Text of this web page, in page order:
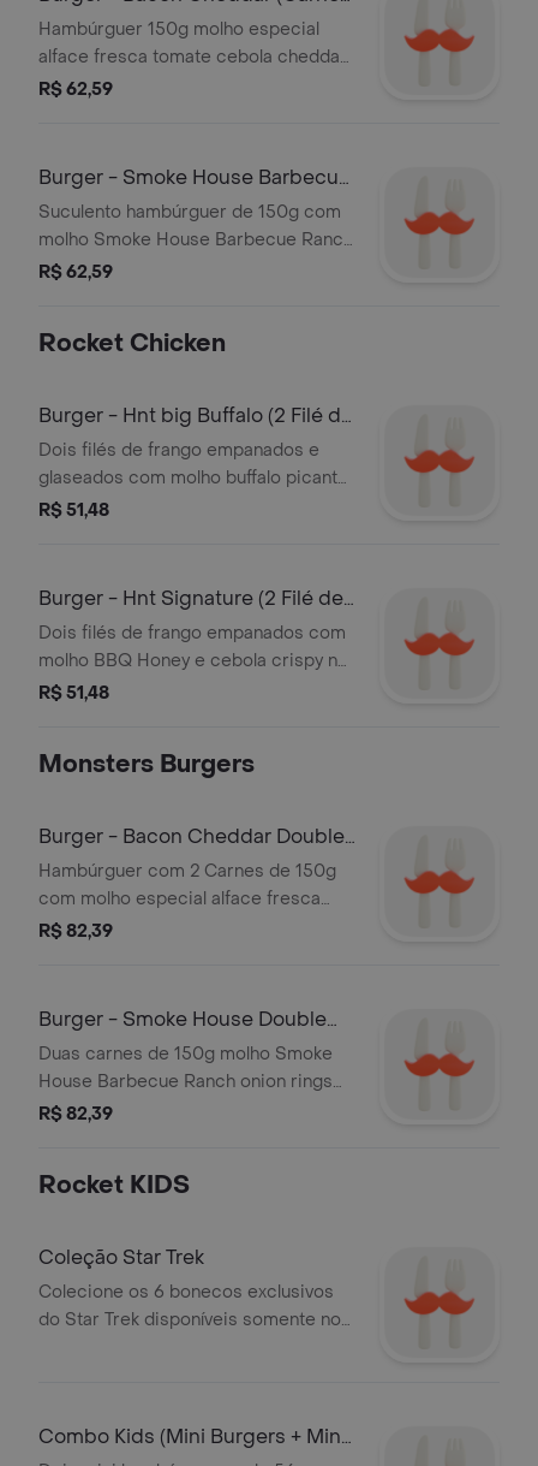
150g, Ched
Hambúrguer 150g molho especial
alface fresca tomate cebola cheddar
cremoso e bacon crocante no pão
R$ 62,59
Burger - Smoke House Barbecue
Ranch (Car
Suculento hambúrguer de 150g com
molho Smoke House Barbecue Ranch
onion rings crocantes cheddar e
R$ 62,59
Rocket Chicken
Burger - Hnt big Buffalo (2 Filé de
Fran
Dois filés de frango empanados e
glaseados com molho buffalo picante
maionese picles e cebola crispy
R$ 51,48
Burger - Hnt Signature (2 Filé de
Frango
Dois filés de frango empanados com
molho BBQ Honey e cebola crispy no
pão brioche Uma explosão de sabor
R$ 51,48
Monsters Burgers
Burger - Bacon Cheddar Double
(Carne 150
Hambúrguer com 2 Carnes de 150g
com molho especial alface fresca
tomate cebola branca queijo cheddar
R$ 82,39
Burger - Smoke House Double
(Carne 150g,
Duas carnes de 150g molho Smoke
House Barbecue Ranch onion rings
cheddar e bacon no pão
R$ 82,39
Rocket KIDS
Coleção Star Trek
Colecione os 6 bonecos exclusivos
do Star Trek disponíveis somente no
Combo Kids (Mini Burgers + Mini